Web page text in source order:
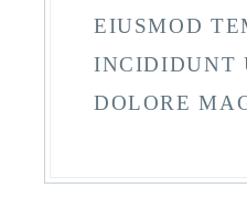
EIUSMOD
INCIDIDUNT
DOLORE